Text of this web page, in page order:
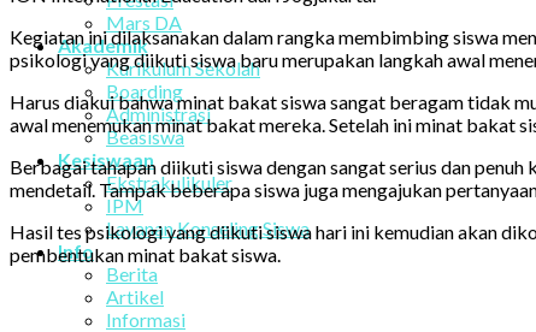
Mars DA
Akademik
Kurikulum Sekolah
Boarding
Administrasi
Beasiswa
Kesiswaan
Ekstrakulikuler
IPM
Layanan Konseling Siswa
Info
Berita
Artikel
Informasi
Kegiatan ini dilaksanakan dalam rangka membimbing siswa
psikologi yang diikuti siswa baru merupakan langkah awal
Harus diakui bahwa minat bakat siswa sangat beragam tidak
awal menemukan minat bakat mereka. Setelah ini minat bakat
Berbagai tahapan diikuti siswa dengan sangat serius dan
mendetail. Tampak beberapa siswa juga mengajukan
Hasil tes psikologi yang diikuti siswa hari ini kemudian akan
pembentukan minat bakat siswa.